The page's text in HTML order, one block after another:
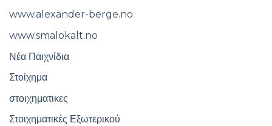
www.alexander-berge.no
www.smalokalt.no
Νέα Παιχνίδια
Στοίχημα
στοιχηματικες
Στοιχηματικές Εξωτερικού